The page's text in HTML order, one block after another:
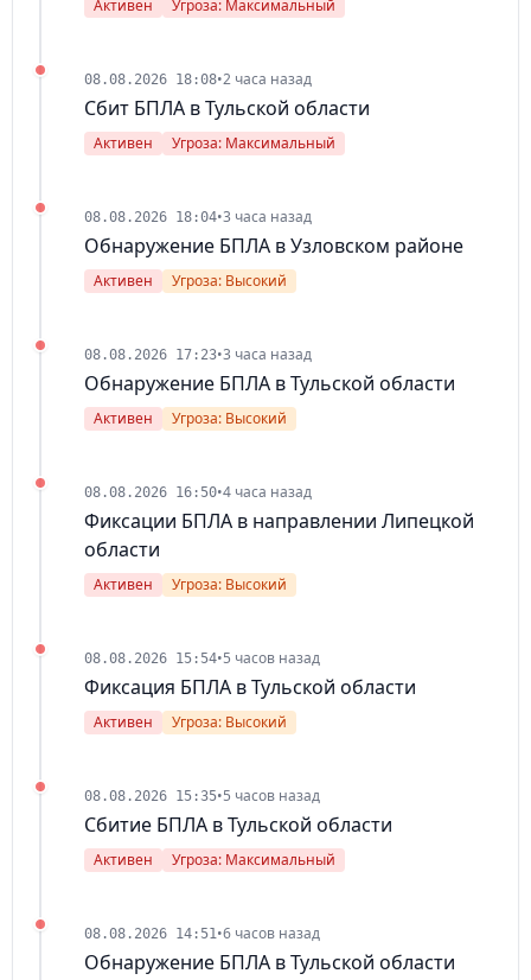
Активен Угроза: Максимальный
08.08.2026 18:08•2 часа назад
Сбит БПЛА в Тульской области
Активен Угроза: Максимальный
08.08.2026 18:04•3 часа назад
Обнаружение БПЛА в Узловском районе
Активен Угроза: Высокий
08.08.2026 17:23•3 часа назад
Обнаружение БПЛА в Тульской области
Активен Угроза: Высокий
08.08.2026 16:50•4 часа назад
Фиксации БПЛА в направлении Липецкой
области
Активен Угроза: Высокий
08.08.2026 15:54•5 часов назад
Фиксация БПЛА в Тульской области
Активен Угроза: Высокий
08.08.2026 15:35•5 часов назад
Сбитие БПЛА в Тульской области
Активен Угроза: Максимальный
08.08.2026 14:51•6 часов назад
Обнаружение БПЛА в Тульской области